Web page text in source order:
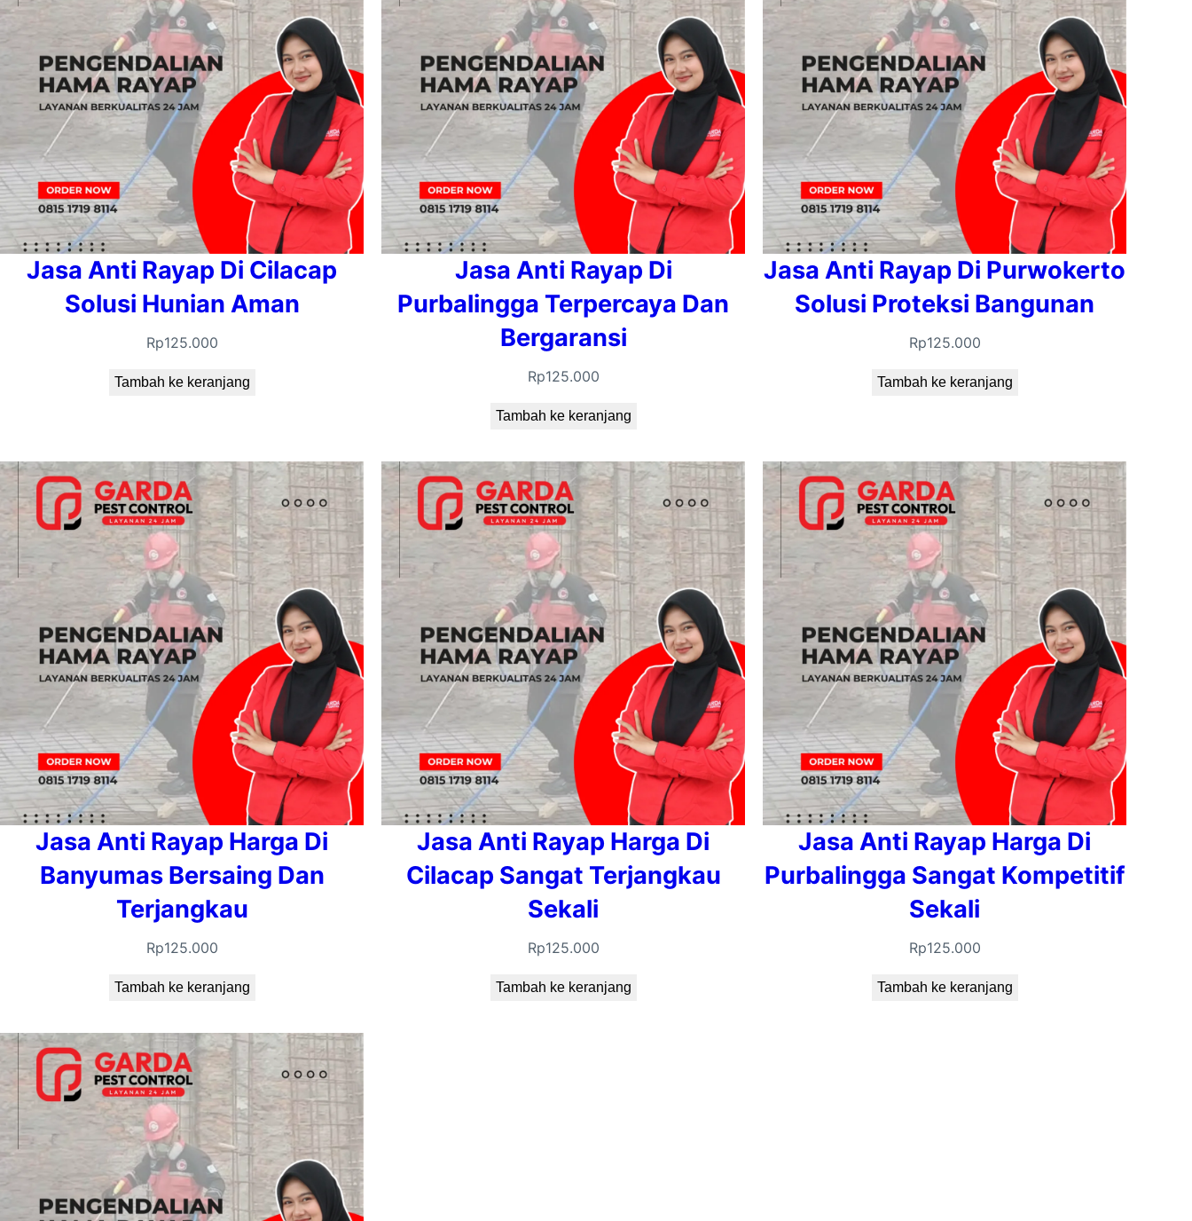
Jasa Anti Rayap Di Cilacap
Solusi Hunian Aman
Rp125.000
Tambah ke keranjang
Jasa Anti Rayap Di
Purbalingga Terpercaya Dan
Bergaransi
Rp125.000
Tambah ke keranjang
Jasa Anti Rayap Di Purwokerto
Solusi Proteksi Bangunan
Rp125.000
Tambah ke keranjang
Jasa Anti Rayap Harga Di
Banyumas Bersaing Dan
Terjangkau
Rp125.000
Tambah ke keranjang
Jasa Anti Rayap Harga Di
Cilacap Sangat Terjangkau
Sekali
Rp125.000
Tambah ke keranjang
Jasa Anti Rayap Harga Di
Purbalingga Sangat Kompetitif
Sekali
Rp125.000
Tambah ke keranjang